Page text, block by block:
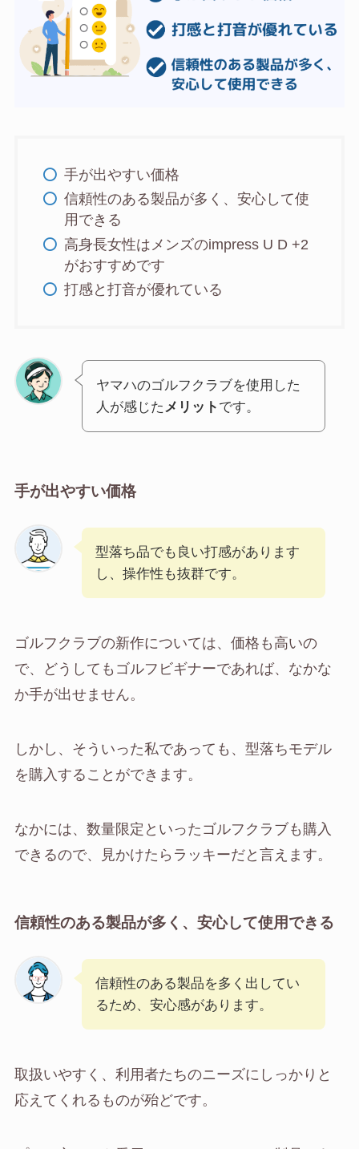
手が出やすい価格
信頼性のある製品が多く、安心して使
用できる
高身長女性はメンズのimpress U D +2
がおすすめです
打感と打音が優れている
ヤマハのゴルフクラブを使用した
人が感じたメリット です。
手が出やすい価格
型落ち品でも良い打感があります
し、操作性も抜群です。
ゴルフクラブの新作については、価格も高いの
で、どうしてもゴルフビギナーであれば、なかな
か手が出せません。
しかし、そういった私であっても、型落ちモデル
を購入することができます。
なかには、数量限定といったゴルフクラブも購入
できるので、見かけたらラッキーだと言えます。
信頼性のある製品が多く、安心して使用できる
信頼性のある製品を多く出してい
るため、安心感があります。
取扱いやすく、利用者たちのニーズにしっかりと
応えてくれるものが殆どです。